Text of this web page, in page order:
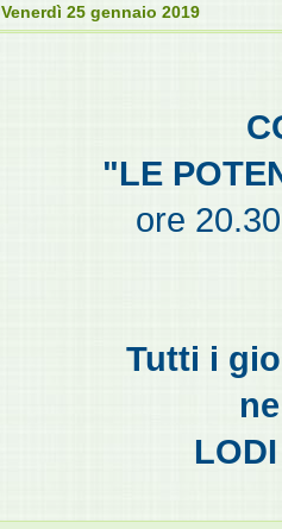
Venerdì 25 gennaio 2019
"LE
ore
Tutti i